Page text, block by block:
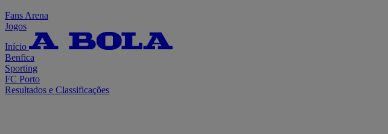
Fans Arena
Jogos
Início
Benfica
Sporting
FC Porto
Resultados e Classificações